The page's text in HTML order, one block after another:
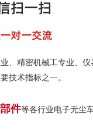
、精密机械工专业、
技术指标之一。
件等各行业电子无尘